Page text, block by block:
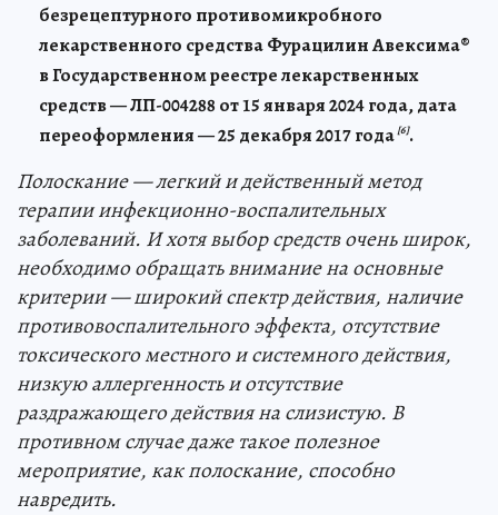
безрецептурного противомикробного
лекарственного средства Фурацилин Авексима®
в Государственном реестре лекарственных
средств — ЛП-004288 от 15 января 2024 года, дата
переоформления — 25 декабря 2017 года [6].
Полоскание — легкий и действенный метод
терапии инфекционно-воспалительных
заболеваний. И хотя выбор средств очень широк,
необходимо обращать внимание на основные
критерии — широкий спектр действия, наличие
противовоспалительного эффекта, отсутствие
токсического местного и системного действия,
низкую аллергенность и отсутствие
раздражающего действия на слизистую. В
противном случае даже такое полезное
мероприятие, как полоскание, способно
навредить.